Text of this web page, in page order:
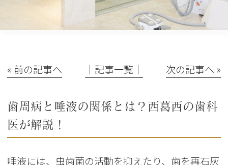
« 前の記事へ │記事一覧│ 次の記事へ »
歯周病と唾液の関係とは？西葛西の歯科
医が解説！
唾液には、虫歯菌の活動を抑えたり、歯を再石灰